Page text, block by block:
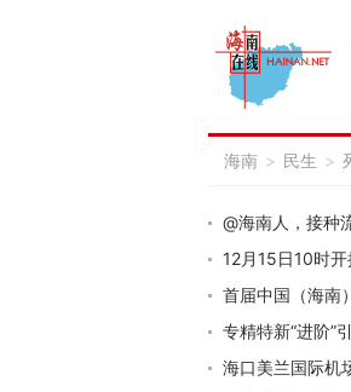
海南 > 民生 >
@海南人，接种
12月15日10时
首届中国（海南
专精特新“进阶”
海口美兰国际机